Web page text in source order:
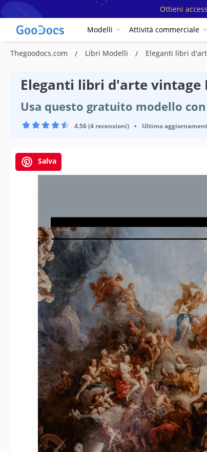
Ottieni
Modelli Attività commerciale
Thegoodocs.com Libri Modelli Eleganti libri
Eleganti libri d'arte vintage
Usa questo gratuito modello
4.56 (4 recensioni) • Ultimo
Salva